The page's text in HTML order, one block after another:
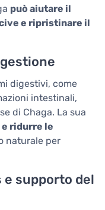
può aiutare il
e ripristinare il
digestivi, come
intestinali,
di Chaga. La sua
ridurre le
naturale per
e supporto del